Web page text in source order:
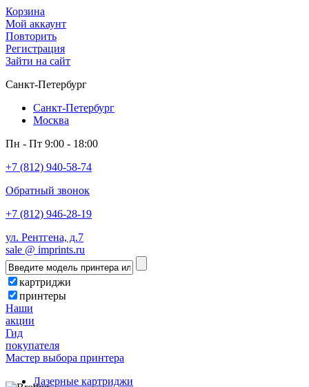
Корзина
Мой аккаунт
Повторить
Регистрация
Зайти на сайт
Санкт-Петербург
Санкт-Петербург
Москва
Пн - Пт 9:00 - 18:00
+7 (812) 940-58-74
Обратный звонок
+7 (812) 946-28-19
ул. Рентгена, д.7
sale @ imprints.ru
картриджи
принтеры
Наши
акции
Гид
покупателя
Мастер выбора принтера
Лазерные картриджи